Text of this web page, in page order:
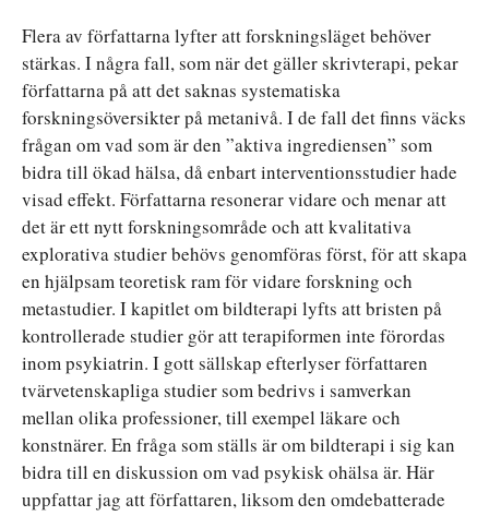
Flera av författarna lyfter att forskningsläget behöver
stärkas. I några fall, som när det gäller skrivterapi, pekar
författarna på att det saknas systematiska
forskningsöversikter på metanivå. I de fall det finns väcks
frågan om vad som är den ”aktiva ingrediensen” som
bidra till ökad hälsa, då enbart interventionsstudier hade
visad effekt. Författarna resonerar vidare och menar att
det är ett nytt forskningsområde och att kvalitativa
explorativa studier behövs genomföras först, för att skapa
en hjälpsam teoretisk ram för vidare forskning och
metastudier. I kapitlet om bildterapi lyfts att bristen på
kontrollerade studier gör att terapiformen inte förordas
inom psykiatrin. I gott sällskap efterlyser författaren
tvärvetenskapliga studier som bedrivs i samverkan
mellan olika professioner, till exempel läkare och
konstnärer. En fråga som ställs är om bildterapi i sig kan
bidra till en diskussion om vad psykisk ohälsa är. Här
uppfattar jag att författaren, liksom den omdebatterade